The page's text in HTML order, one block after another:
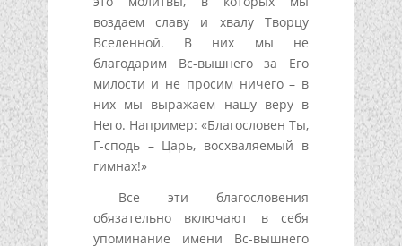
воздаем славу и хвалу Творцу
Вселенной. В них мы не
благодарим Вс-вышнего за Его
милости и не просим ничего – в
них мы выражаем нашу веру в
Него. Например: «Благословен Ты,
Г-сподь – Царь, восхваляемый в
гимнах!»
Все эти благословения
обязательно включают в себя
упоминание имени Вс-вышнего